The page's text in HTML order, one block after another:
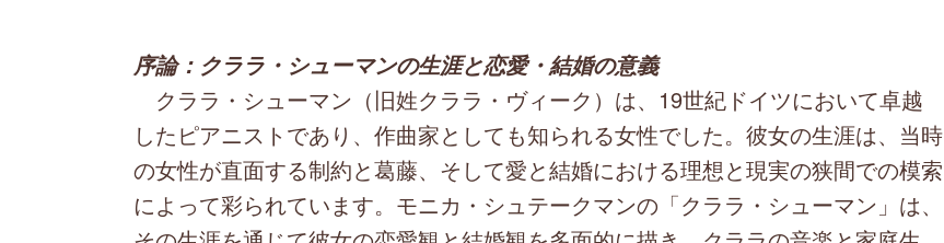
序論：クララ・シューマンの生涯と恋愛・結婚の意義
クララ・シューマン（旧姓クララ・ヴィーク）は、19世紀ドイツにおいて卓越
したピアニストであり、作曲家としても知られる女性でした。彼女の生涯は、当時
の女性が直面する制約と葛藤、そして愛と結婚における理想と現実の狭間での模索
によって彩られています。モニカ・シュテークマンの「クララ・シューマン」は、